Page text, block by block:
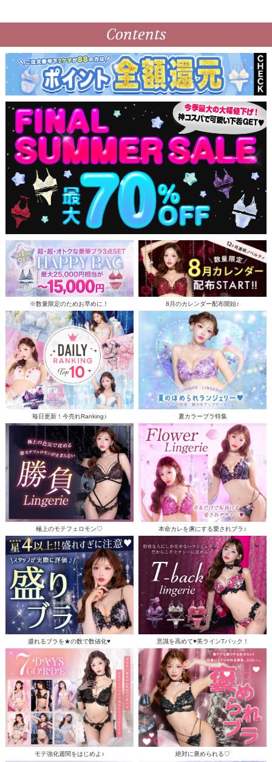
Contents
※数量限定のためお早めに！ 8月のカレンダー配布開始♪
毎日更新！今売れRanking♪ 夏カラーブラ特集
極上のモテフェロモン♡ 本命カレを虜にする愛されブラ♪
盛れるブラを★の数で数値化♥ 意識を高めて♥美ラインTバック！
モテ強化週間をはじめよ♪ 絶対に褒められる♡